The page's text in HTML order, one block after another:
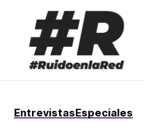
EntrevistasEspeciales